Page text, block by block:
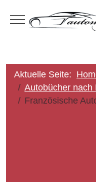
Mobile Menu
Aktuelle Seite:
Autobücher nach
Französische